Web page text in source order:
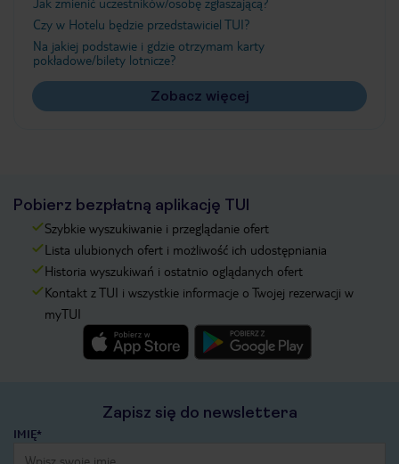
Czy w Hotelu będzie przedstawiciel TUI?
Na jakiej podstawie i gdzie otrzymam karty
pokładowe/bilety lotnicze?
Zobacz więcej
Pobierz bezpłatną aplikację TUI
Szybkie wyszukiwanie i przeglądanie ofert
Lista ulubionych ofert i możliwość ich udostępniania
Historia wyszukiwań i ostatnio oglądanych ofert
Kontakt z TUI i wszystkie informacje o Twojej rezerwacji w
myTUI
Zapisz się do newslettera
IMIĘ*